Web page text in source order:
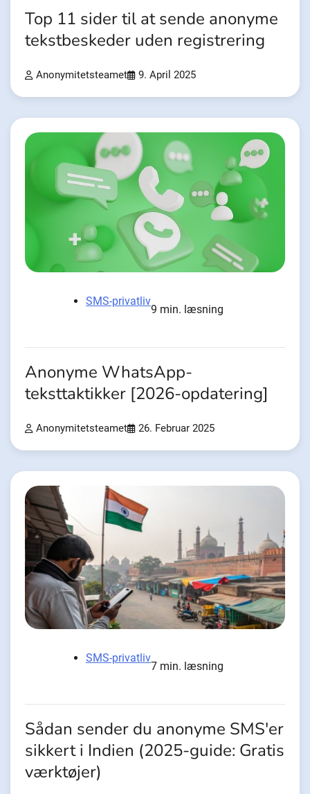
Top 11 sider til at sende anonyme
tekstbeskeder uden registrering
Anonymitetsteamet 9. April 2025
SMS-privatliv
9 min. læsning
Anonyme WhatsApp-
teksttaktikker [2026-opdatering]
Anonymitetsteamet 26. Februar 2025
SMS-privatliv
7 min. læsning
Sådan sender du anonyme SMS'er
sikkert i Indien (2025-guide: Gratis
værktøjer)